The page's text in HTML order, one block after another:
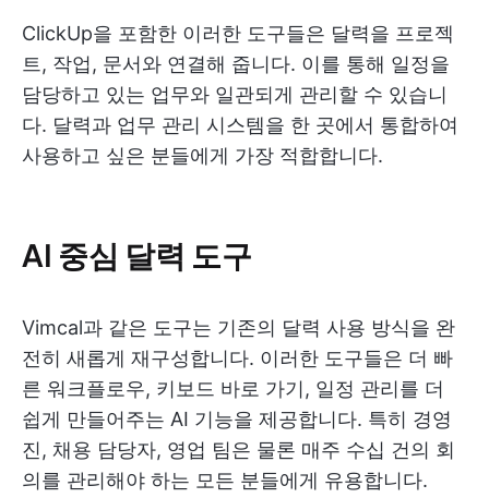
ClickUp을 포함한 이러한 도구들은 달력을 프로젝
트, 작업, 문서와 연결해 줍니다. 이를 통해 일정을
담당하고 있는 업무와 일관되게 관리할 수 있습니
다. 달력과 업무 관리 시스템을 한 곳에서 통합하여
사용하고 싶은 분들에게 가장 적합합니다.
AI 중심 달력 도구
Vimcal과 같은 도구는 기존의 달력 사용 방식을 완
전히 새롭게 재구성합니다. 이러한 도구들은 더 빠
른 워크플로우, 키보드 바로 가기, 일정 관리를 더
쉽게 만들어주는 AI 기능을 제공합니다. 특히 경영
진, 채용 담당자, 영업 팀은 물론 매주 수십 건의 회
의를 관리해야 하는 모든 분들에게 유용합니다.